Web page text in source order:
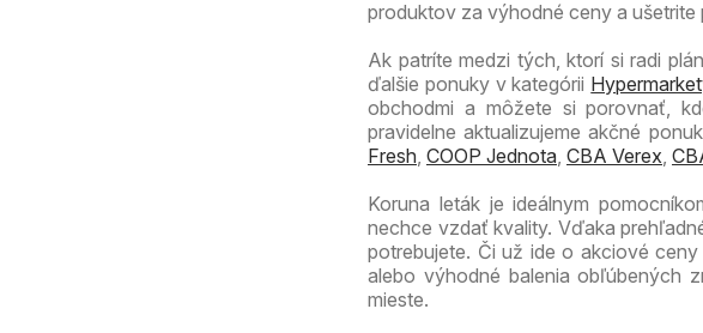
produktov za výhodné ceny a ušetrite
Ak patríte medzi tých, ktorí si radi
ďalšie ponuky v kategórii
obchodmi a môžete si porovnať,
pravidelne aktualizujeme akčné
Fresh COOP Jednota CBA Verex
Koruna leták je ideálnym
nechce vzdať kvality. Vďaka
potrebujete. Či už ide o akciové
alebo výhodné balenia obľúbených
mieste.